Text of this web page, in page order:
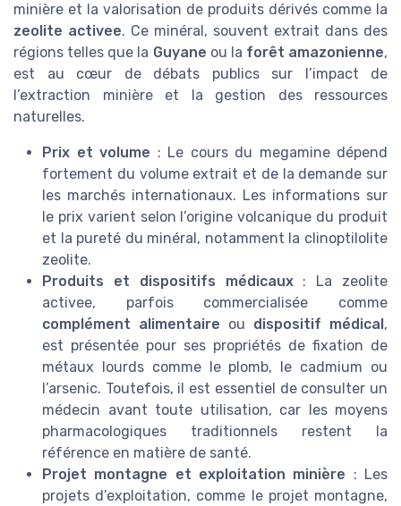
minière et la valorisation de produits dérivés comme la
zeolite activee. Ce minéral, souvent extrait dans des
régions telles que la Guyane ou la forêt amazonienne,
est au cœur de débats publics sur l’impact de
l’extraction minière et la gestion des ressources
naturelles.
Prix et volume : Le cours du megamine dépend
fortement du volume extrait et de la demande sur
les marchés internationaux. Les informations sur
le prix varient selon l’origine volcanique du produit
et la pureté du minéral, notamment la clinoptilolite
zeolite.
Produits et dispositifs médicaux: La zeolite
activee, parfois commercialisée comme
complément alimentaire ou dispositif médical ,
est présentée pour ses propriétés de fixation de
métaux lourds comme le plomb, le cadmium ou
l’arsenic. Toutefois, il est essentiel de consulter un
médecin avant toute utilisation, car les moyens
pharmacologiques traditionnels restent la
référence en matière de santé.
Projet montagne et exploitation minière : Les
projets d’exploitation, comme le projet montagne,